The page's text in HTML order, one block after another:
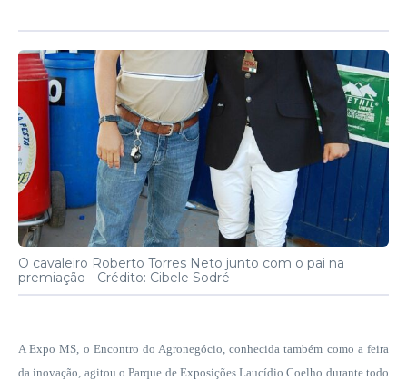
O cavaleiro Roberto Torres Neto junto com o pai na
premiação - Crédito: Cibele Sodré
A Expo MS, o Encontro do Agronegócio, conhecida também como a feira
da inovação, agitou o Parque de Exposições Laucídio Coelho durante todo